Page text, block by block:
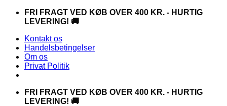
FortsætFRI FRAGT VED KØB OVER 400 KR. - HURTIG
LEVERING! 🚚
Kontakt os
Handelsbetingelser
Om os
Privat Politik
FRI FRAGT VED KØB OVER 400 KR. - HURTIG
LEVERING! 🚚